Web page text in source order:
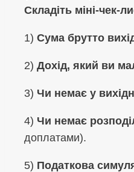
Складіть міні-чек-
1) Сума брутто
2) Дохід, який ви
3) Чи немає у
4) Чи немає
доплатами).
5) Податкова